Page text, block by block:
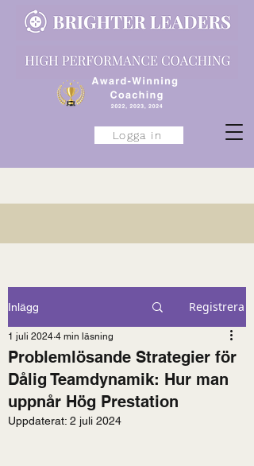
Logga in
Inlägg Registrera
Problemlösande Strategier för
Dålig Teamdynamik: Hur man
uppnår Hög Prestation
1 juli 2024 4 min läsning
Uppdaterat: 2 juli 2024